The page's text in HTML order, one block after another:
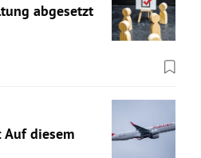
abgesetzt
Auf diesem